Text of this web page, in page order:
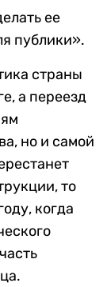
ее
публики».
страны
а переезд
но и самой
то
когда